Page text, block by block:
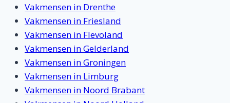
Vakmensen in Drenthe
Vakmensen in Friesland
Vakmensen in Flevoland
Vakmensen in Gelderland
Vakmensen in Groningen
Vakmensen in Limburg
Vakmensen in Noord Brabant